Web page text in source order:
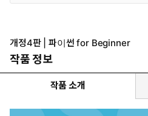
개정4판 | 파이썬 for Beginner
작품 정보
작품 소개